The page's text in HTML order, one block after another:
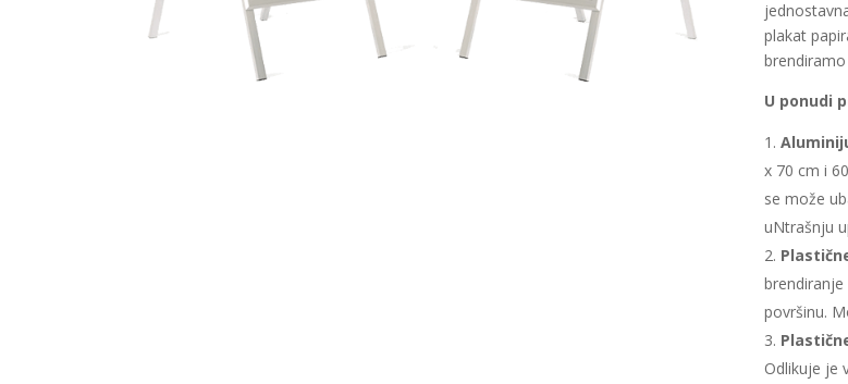
plakat
brendiramo
U ponudi
x 70 cm i
se može
uNtrašnju
površinu.
Odlikuje je